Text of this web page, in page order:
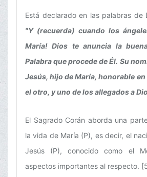
Está declarado en las palabras de
"Y (recuerda) cuando los
María! Dios te anuncia la
Palabra que procede de Él. Su
Jesús, hijo de María, honorable en
el otro, y uno de los allegados a
El Sagrado Corán aborda una
la vida de María (P), es decir, el
Jesús (P), conocido como el
aspectos importantes al respecto.